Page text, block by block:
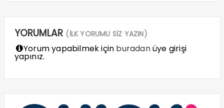
YORUMLAR (İLK YORUMU SİZ YAZIN)
Yorum yapabilmek için buradanüye girişi
yapınız.